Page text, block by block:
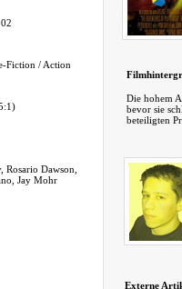
Die hohem
bevor sie
beteiligten
Externe
Fiction / Action
Dawson,
Jay Mohr